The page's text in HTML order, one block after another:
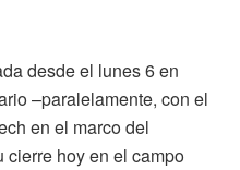
desde el lunes 6 en
–paralelamente, con el
en el marco del
cierre hoy en el campo